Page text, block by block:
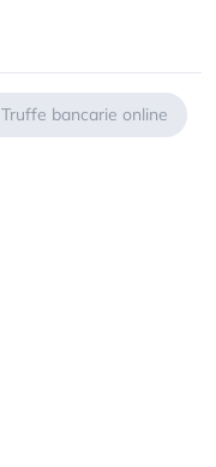
Truffe bancarie online